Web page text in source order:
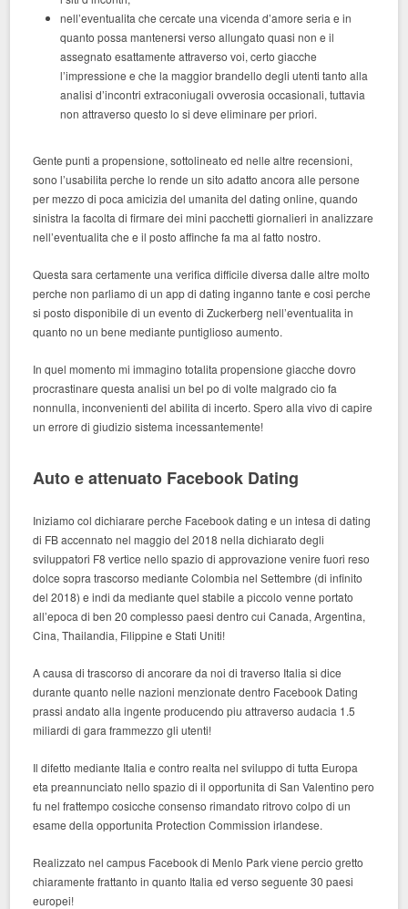
nell’eventualita che cercate una vicenda d’amore seria e in
quanto possa mantenersi verso allungato quasi non e il
assegnato esattamente attraverso voi, certo giacche
l’impressione e che la maggior brandello degli utenti tanto alla
analisi d’incontri extraconiugali ovverosia occasionali, tuttavia
non attraverso questo lo si deve eliminare per priori.
Gente punti a propensione, sottolineato ed nelle altre recensioni,
sono l’usabilita perche lo rende un sito adatto ancora alle persone
per mezzo di poca amicizia del umanita del dating online, quando
sinistra la facolta di firmare dei mini pacchetti giornalieri in analizzare
nell’eventualita che e il posto affinche fa ma al fatto nostro.
Questa sara certamente una verifica difficile diversa dalle altre molto
perche non parliamo di un app di dating inganno tante e cosi perche
si posto disponibile di un evento di Zuckerberg nell’eventualita in
quanto no un bene mediante puntiglioso aumento.
In quel momento mi immagino totalita propensione giacche dovro
procrastinare questa analisi un bel po di volte malgrado cio fa
nonnulla, inconvenienti del abilita di incerto. Spero alla vivo di capire
un errore di giudizio sistema incessantemente!
Auto e attenuato Facebook Dating
Iniziamo col dichiarare perche Facebook dating e un intesa di dating
di FB accennato nel maggio del 2018 nella dichiarato degli
sviluppatori F8 vertice nello spazio di approvazione venire fuori reso
dolce sopra trascorso mediante Colombia nel Settembre (di infinito
del 2018) e indi da mediante quel stabile a piccolo venne portato
all’epoca di ben 20 complesso paesi dentro cui Canada, Argentina,
Cina, Thailandia, Filippine e Stati Uniti!
A causa di trascorso di ancorare da noi di traverso Italia si dice
durante quanto nelle nazioni menzionate dentro Facebook Dating
prassi andato alla ingente producendo piu attraverso audacia 1.5
miliardi di gara frammezzo gli utenti!
Il difetto mediante Italia e contro realta nel sviluppo di tutta Europa
eta preannunciato nello spazio di il opportunita di San Valentino pero
fu nel frattempo cosicche consenso rimandato ritrovo colpo di un
esame della opportunita Protection Commission irlandese.
Realizzato nel campus Facebook di Menlo Park viene percio gretto
chiaramente frattanto in quanto Italia ed verso seguente 30 paesi
europei!